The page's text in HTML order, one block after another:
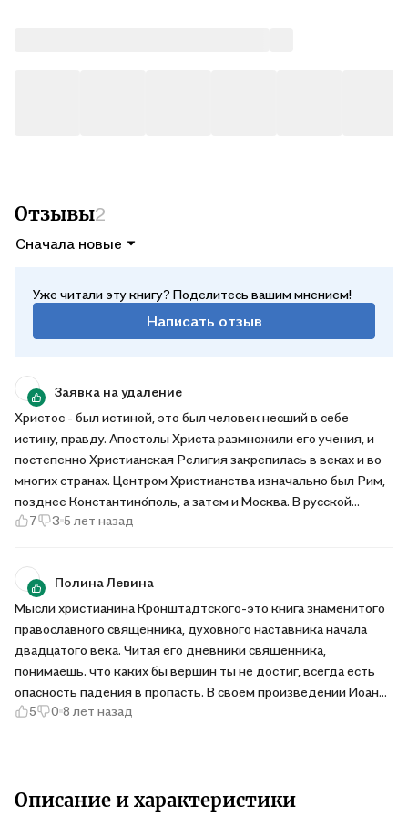
Отзывы2
Сначала новые
Уже читали эту книгу? Поделитесь вашим мнением!
Написать отзыв
Заявка на удаление
Христос - был истиной, это был человек несший в себе
истину, правду. Апостолы Христа размножили его учения, и
постепенно Христианская Религия закрепилась в веках и во
многих странах. Центром Христианства изначально был Рим,
позднее Константино́поль, а затем и Москва. В русской
православной церкви очень много людей, которые являлись
Кронштадтский. России нельзя забывать о том, что на неё
обращен взор Всевышнего, что она последняя надежда для
человечества, а значит, на наш народ возложена великая
ответственность. Необходимо устоять, спасти себя и мир,
мир заплутавший и отчаявшийся.
7 3 5 лет назад
Полина Левина
Мысли христианина Кронштадтского-это книга знаменитого
православного священника, духовного наставника начала
двадцатого века. Читая его дневники священника,
понимаешь. что каких бы вершин ты не достиг, всегда есть
опасность падения в пропасть. В своем произведении Иоанн
Кронштадтский предстает перед читателем почти обычным
дневниках. Православный человек найдет в Мыслях много
5 0 8 лет назад
Описание и характеристики